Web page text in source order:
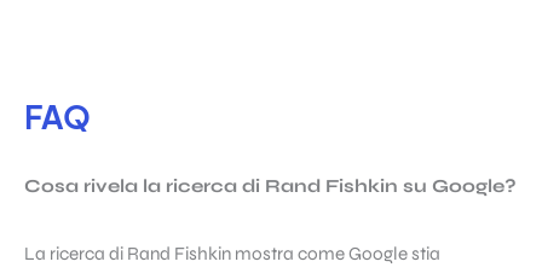
FAQ
Cosa rivela la ricerca di Rand Fishkin su Google?
La ricerca di Rand Fishkin mostra come Google stia